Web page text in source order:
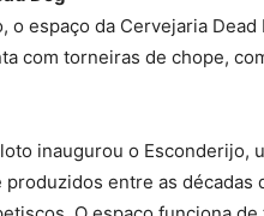
o espaço da Cervejaria
com torneiras de chope,
inaugurou o Esconderijo,
entre as décadas